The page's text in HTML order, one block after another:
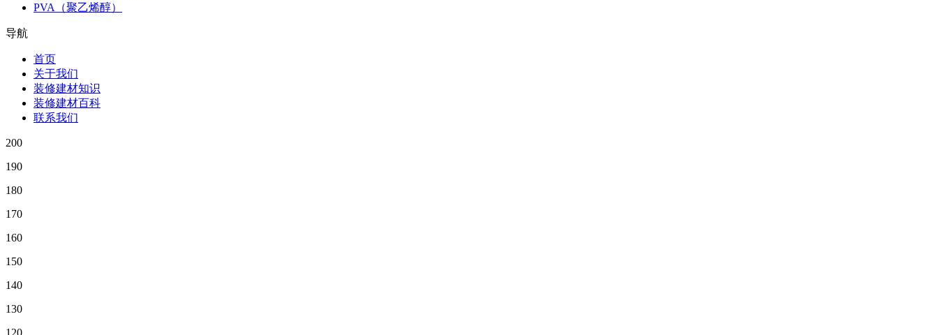
PVA（聚乙烯醇）
导航
首页
关于我们
装修建材知识
装修建材百科
联系我们
200
190
180
170
160
150
140
130
120